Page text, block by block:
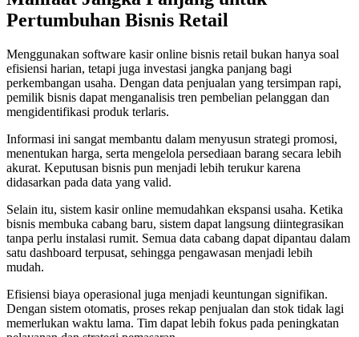
Pertumbuhan Bisnis Retail
Menggunakan software kasir online bisnis retail bukan hanya soal
efisiensi harian, tetapi juga investasi jangka panjang bagi
perkembangan usaha. Dengan data penjualan yang tersimpan rapi,
pemilik bisnis dapat menganalisis tren pembelian pelanggan dan
mengidentifikasi produk terlaris.
Informasi ini sangat membantu dalam menyusun strategi promosi,
menentukan harga, serta mengelola persediaan barang secara lebih
akurat. Keputusan bisnis pun menjadi lebih terukur karena
didasarkan pada data yang valid.
Selain itu, sistem kasir online memudahkan ekspansi usaha. Ketika
bisnis membuka cabang baru, sistem dapat langsung diintegrasikan
tanpa perlu instalasi rumit. Semua data cabang dapat dipantau dalam
satu dashboard terpusat, sehingga pengawasan menjadi lebih
mudah.
Efisiensi biaya operasional juga menjadi keuntungan signifikan.
Dengan sistem otomatis, proses rekap penjualan dan stok tidak lagi
memerlukan waktu lama. Tim dapat lebih fokus pada peningkatan